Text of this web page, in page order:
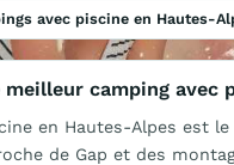
avec piscine en Hautes-
camping avec
en Hautes-Alpes est
de Gap et des